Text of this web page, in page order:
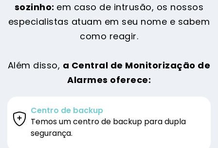
sozinho: em caso de intrusão, os nossos
especialistas atuam em seu nome e sabem
como reagir.
Além disso, a Central de Monitorização de
Alarmes oferece:
Centro de backup
Temos um centro de backup para dupla
segurança.